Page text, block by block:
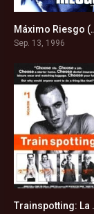
Sep. 13, 1996